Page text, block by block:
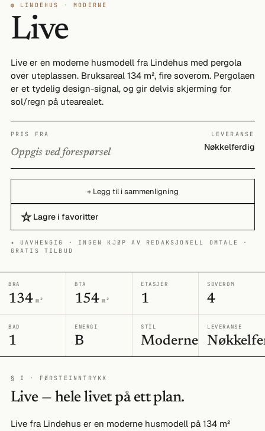
◍ LINDEHUS · MODERNE
Live
Live er en moderne husmodell fra Lindehus med pergola
over uteplassen. Bruksareal 134 m², fire soverom. Pergolaen
er et tydelig design-signal, og gir delvis skjerming for
sol/regn på utearealet.
PRIS FRA
Oppgis ved forespørsel
LEVERANSE
Nøkkelferdig
+ Legg til i sammenligning
☆Lagre i favoritter
✦ UAVHENGIG · INGEN KJØP AV REDAKSJONELL OMTALE ·
GRATIS TILBUD
BRA
134 m²
BTA
154 m²
ETASJER
1
SOVEROM
4
BAD
1
ENERGI
B
STIL
Moderne
LEVERANSE
§ I · FØRSTEINNTRYKK
Live — hele livet på ett plan.
Live fra Lindehus er en moderne husmodell på 134 m²